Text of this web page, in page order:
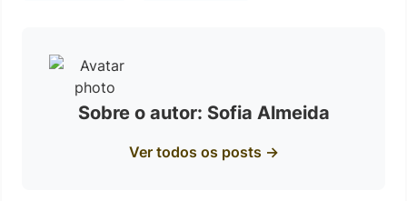
Sobre o autor: Sofia Almeida
Ver todos os posts →